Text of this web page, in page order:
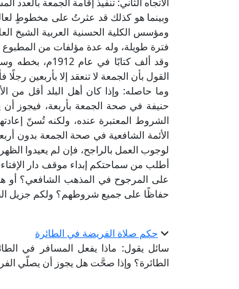
وبينما هو كذلك قد عثرتُ على مخطوطٍ
ومؤسس الكلية الحسنية العربية الشيخ
فترة طويلة، وله عدة مؤلفات من
وقد ألف كتابًا
القول بأن الجمعة لا تنعقد إلا بأربعين رجلًا
وما حاصله: وإذا كان أهل البلد أقل من
حنيفة في صحة الجمعة بأربعة، فيجوز أن
الشروط المعتبرة عنده، ولكنه تُسنّ
الأئمة الشافعية في صحة الجمعة بدون
لوجوب العمل بالراجح، فإن لم يعيدوا
أطلب من سماحتكم إبداء موقف دار
على المرجوح في المذهب الشافعي؟ أو
حفاظًا على جميع شروطهم؟ ولكم جزيل
حكم صلاة الفريضة في الطائرة
سائل يقول: ماذا يفعل المسافر في
الطائرة؟ وإذا صحَّت هل يجوز أن يصلّي